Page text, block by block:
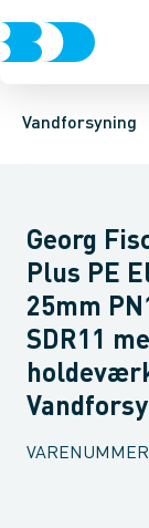
Vandforsyning
Rør & fittings
PE rørPE EL
VinklerT-stykker
Georg
Plus PE
25mm
SDR11
VARENUMMER